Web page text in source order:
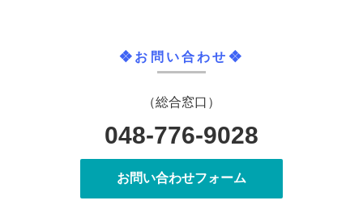
❖お問い合わせ❖
（総合窓口）
048-776-9028
お問い合わせフォーム